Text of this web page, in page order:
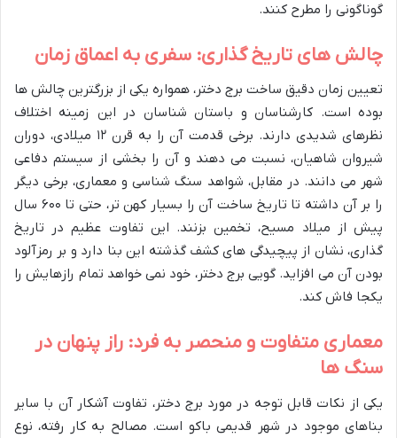
گوناگونی را مطرح کنند.
چالش های تاریخ گذاری: سفری به اعماق زمان
تعیین زمان دقیق ساخت برج دختر، همواره یکی از بزرگترین چالش ها
بوده است. کارشناسان و باستان شناسان در این زمینه اختلاف
نظرهای شدیدی دارند. برخی قدمت آن را به قرن ۱۲ میلادی، دوران
شیروان شاهیان، نسبت می دهند و آن را بخشی از سیستم دفاعی
شهر می دانند. در مقابل، شواهد سنگ شناسی و معماری، برخی دیگر
را بر آن داشته تا تاریخ ساخت آن را بسیار کهن تر، حتی تا ۶۰۰ سال
پیش از میلاد مسیح، تخمین بزنند. این تفاوت عظیم در تاریخ
گذاری، نشان از پیچیدگی های کشف گذشته این بنا دارد و بر رمزآلود
بودن آن می افزاید. گویی برج دختر، خود نمی خواهد تمام رازهایش را
یکجا فاش کند.
معماری متفاوت و منحصر به فرد: راز پنهان در
سنگ ها
یکی از نکات قابل توجه در مورد برج دختر، تفاوت آشکار آن با سایر
بناهای موجود در شهر قدیمی باکو است. مصالح به کار رفته، نوع